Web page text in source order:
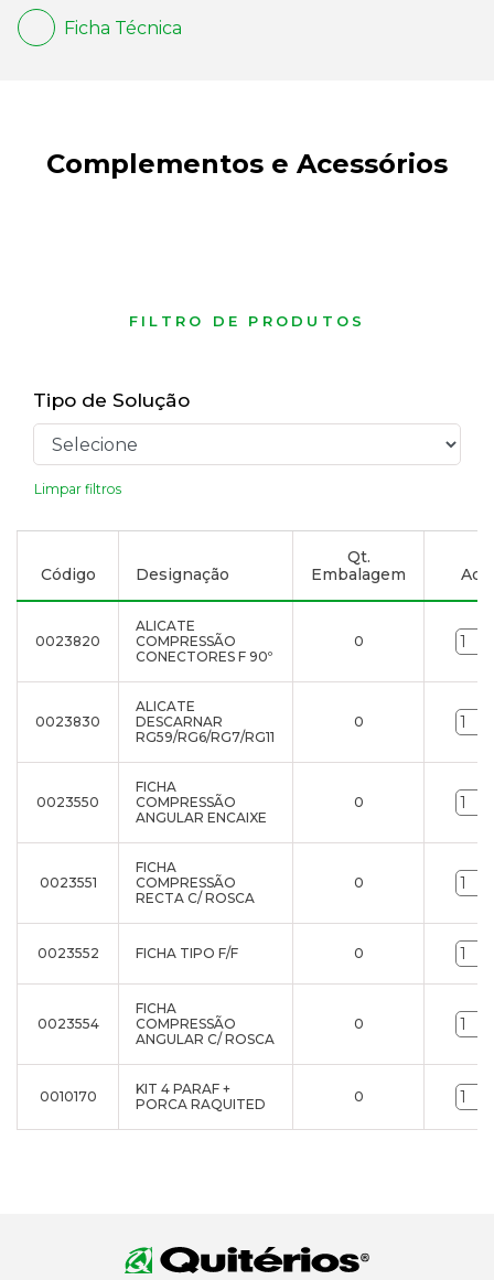
Ficha Técnica
Complementos e Acessórios
FILTRO DE PRODUTOS
Tipo de Solução
Limpar filtros
Código Designação
Qt.
Embalagem
0023820
ALICATE
COMPRESSÃO
CONECTORES F 90º
0
0023830
ALICATE
DESCARNAR
RG59/RG6/RG7/RG11
0
0023550
FICHA
COMPRESSÃO
ANGULAR ENCAIXE
0
0023551
FICHA
COMPRESSÃO
RECTA C/ ROSCA
0
0023552 FICHA TIPO F/F 0
0023554
FICHA
COMPRESSÃO
ANGULAR C/ ROSCA
0
0010170
KIT 4 PARAF +
PORCA RAQUITED
0